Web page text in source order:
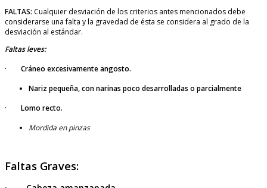
FALTAS: Cualquier desviación de los criterios antes mencionados debe
considerarse una falta y la gravedad de ésta se considera al grado de la
desviación al estándar.
Faltas leves:
· Cráneo excesivamente angosto.
Nariz pequeña, con narinas poco desarrolladas o parcialmente
· Lomo recto.
Mordida en pinzas
Faltas Graves: